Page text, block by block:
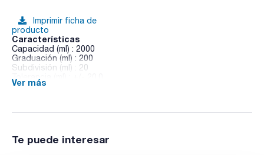
Imprimir ficha de
producto
Características
Capacidad (ml) : 2000
Graduación (ml) : 200
Subdivisión (ml) : 20
Diámetro (mm) : 84
Pack (u.) : 1
Fabricadas según las normas ISO 67061981 (E) y BS 5404
Ver más
Te puede interesar